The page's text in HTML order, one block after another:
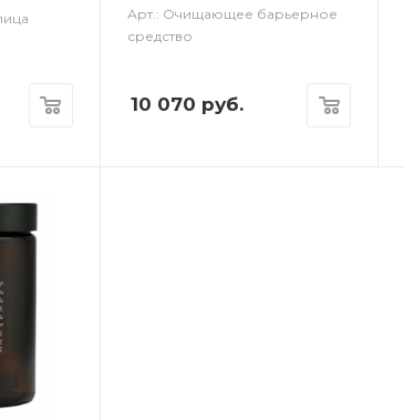
Арт.: Очищающее барьерное
средство
10 070 руб.